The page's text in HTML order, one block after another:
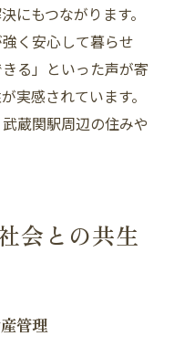
にもつながります。
く安心して暮らせ
る」といった声が寄
実感されています。
蔵関駅周辺の住みや
会との共生
管理